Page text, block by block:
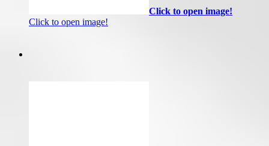
Click to open image!
Click to open image!